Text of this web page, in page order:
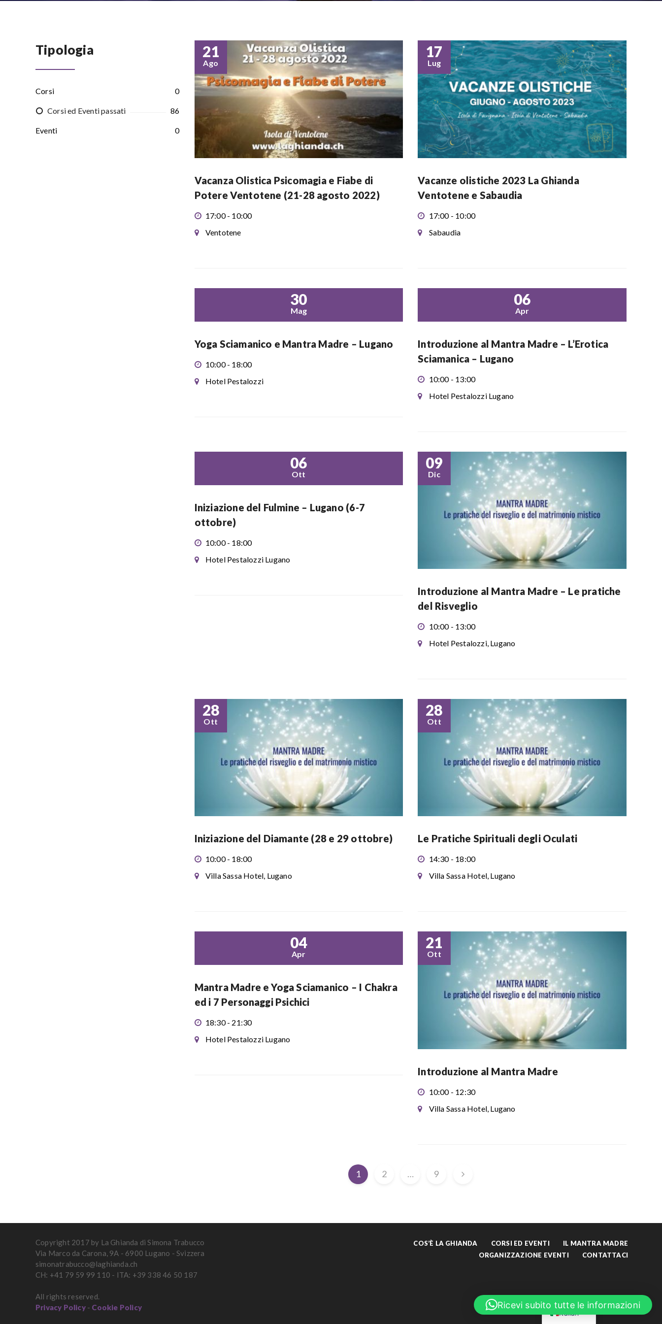
21
Ago
Vacanza Olistica Psicomagia e Fiabe di
Potere Ventotene (21-28 agosto 2022)
17:00 - 10:00
Ventotene
17
Lug
Vacanze olistiche 2023 La Ghianda
Ventotene e Sabaudia
17:00 - 10:00
Sabaudia
30
Mag
Yoga Sciamanico e Mantra Madre – Lugano
10:00 - 18:00
Hotel Pestalozzi
06
Apr
Introduzione al Mantra Madre – L’Erotica
Sciamanica – Lugano
10:00 - 13:00
Hotel Pestalozzi Lugano
06
Ott
Iniziazione del Fulmine – Lugano (6-7
ottobre)
10:00 - 18:00
Hotel Pestalozzi Lugano
09
Dic
Introduzione al Mantra Madre – Le pratiche
del Risveglio
10:00 - 13:00
Hotel Pestalozzi, Lugano
28
Ott
Iniziazione del Diamante (28 e 29 ottobre)
10:00 - 18:00
Villa Sassa Hotel, Lugano
28
Ott
Le Pratiche Spirituali degli Oculati
14:30 - 18:00
Villa Sassa Hotel, Lugano
04
Apr
Mantra Madre e Yoga Sciamanico – I Chakra
ed i 7 Personaggi Psichici
18:30 - 21:30
Hotel Pestalozzi Lugano
21
Ott
Introduzione al Mantra Madre
10:00 - 12:30
Villa Sassa Hotel, Lugano
1 2 … 9
Tipologia
Corsi 0
Corsi ed Eventi passati 86
Eventi 0
Copyright 2017 by La Ghianda di Simona Trabucco
Via Marco da Carona, 9A - 6900 Lugano - Svizzera
simonatrabucco@laghianda.ch
CH: +41 79 59 99 110 - ITA: +39 338 46 50 187
All rights reserved.
Privacy Policy- Cookie Policy
COS’È LA GHIANDA CORSI ED EVENTI
IL MANTRA MADRE
ORGANIZZAZIONE EVENTI
CONTATTACI
Ricevi subito tutte le informazioni
Italian
English